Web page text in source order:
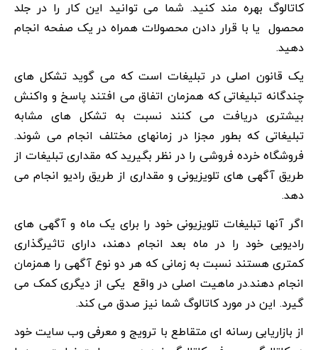
کاتالوگ بهره مند کنید. شما می توانید این کار را در جلد
محصول یا با قرار دادن محصولات همراه در یک صفحه انجام
دهید.
یک قانون اصلی در تبلیغات است که می گوید تشکل های
چندگانه تبلیغاتی که همزمان اتفاق می افتند پاسخ و واکنش
بیشتری دریافت می کنند نسبت به تشکل های مشابه
تبلیغاتی که بطور مجزا در زمانهای مختلف انجام می شوند.
فروشگاه خرده فروشی را در نظر بگیرید که مقداری تبلیغات از
طریق آگهی های تلویزیونی و مقداری از طریق رادیو انجام می
دهد.
اگر آنها تبلیغات تلویزیونی خود را برای یک ماه و آگهی های
رادیویی خود را در ماه بعد انجام دهند، دارای تاثیرگذاری
کمتری هستند نسبت به زمانی که هر دو نوع آگهی را همزمان
انجام دهند.در ماهیت اصلی در واقع یکی از دیگری کمک می
گیرد. این در مورد کاتالوگ شما نیز صدق می کند.
از بازاریابی رسانه ای متقاطع با ترویج و معرفی وب سایت خود